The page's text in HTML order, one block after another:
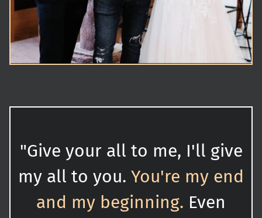
"Give your all to me, I'll give
my all to you. You're my end
and my beginning. Even